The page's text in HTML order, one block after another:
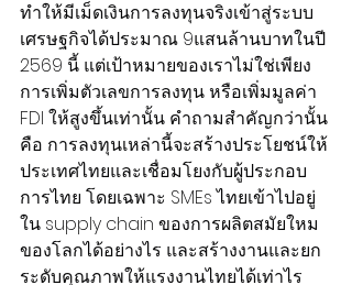
ทำให้มีเม็ดเงินการลงทุนจริงเข้าสู่ระบบ
เศรษฐกิจได้ประมาณ 9แสนล้านบาทในปี
2569 นี้ แต่เป้าหมายของเราไม่ใช่เพียง
การเพิ่มตัวเลขการลงทุน หรือเพิ่มมูลค่า
FDI ให้สูงขึ้นเท่านั้น คำถามสำคัญกว่านั้น
คือ การลงทุนเหล่านี้จะสร้างประโยชน์ให้
ประเทศไทยและเชื่อมโยงกับผู้ประกอบ
การไทย โดยเฉพาะ SMEs ไทยเข้าไปอยู่
ใน supply chain ของการผลิตสมัยใหม
ของโลกได้อย่างไร และสร้างงานและยก
ระดับคุณภาพให้แรงงานไทยได้เท่าไร